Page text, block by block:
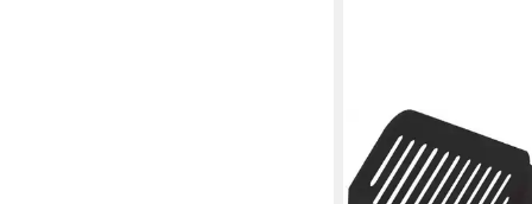
HELIT
Stehsammler
schwarz Packung mit